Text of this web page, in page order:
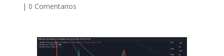
| 0 Comentarios